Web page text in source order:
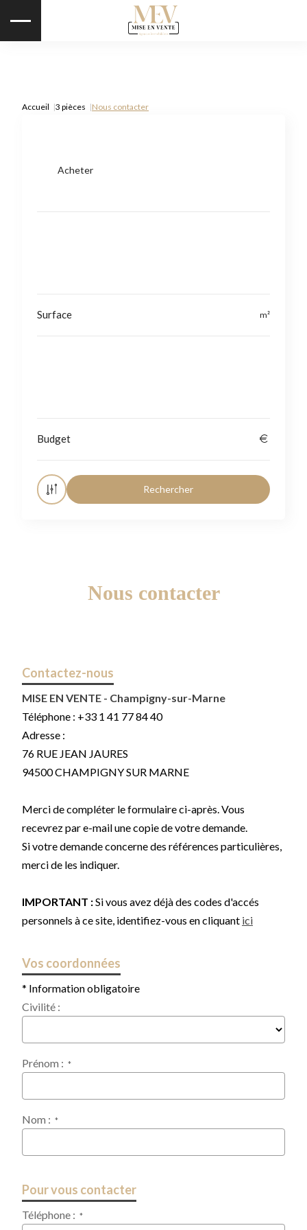
Accueil 3 pièces Nous contacter
Acheter
Nous contacter
Contactez-nous
MISE EN VENTE - Champigny-sur-Marne
Téléphone : +33 1 41 77 84 40
Adresse :
76 RUE JEAN JAURES
94500CHAMPIGNY SUR MARNE
Merci de compléter le formulaire ci-après. Vous
recevrez par e-mail une copie de votre demande.
Si votre demande concerne des références particulières,
merci de les indiquer.
IMPORTANT :Si vous avez déjà des codes d'accés
personnels à ce site, identifiez-vous en cliquant ici
Vos coordonnées
* Information obligatoire
Civilité :
Prénom : *
Nom : *
Pour vous contacter
Téléphone : *